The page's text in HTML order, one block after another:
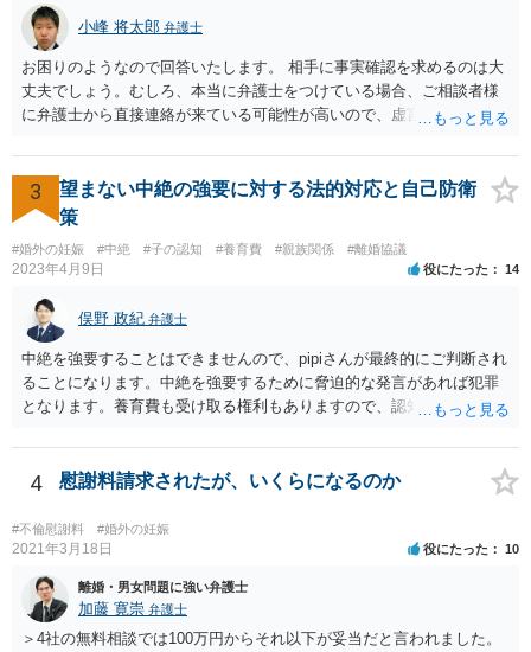
小峰 将太郎 弁護士
お困りのようなので回答いたします。 相手に事実確認を求めるのは大
丈夫でしょう。むしろ、本当に弁護士をつけている場合、ご相談者様
に弁護士から直接連絡が来ている可能性が高いので、虚言の可能性も
相手にそのことを聞くことに問題はありません。 逆に本当に弁護士を
つけているような場合はこちらも、弁護士に相談した方がよいかと考
えます。 ご参考になれば幸いです。
3
望まない中絶の強要に対する法的対応と自己防衛
策
#婚外の妊娠 #中絶 #子の認知 #養育費 #親族関係 #離婚協議
2023年4月9日 役にたった 14
俣野 政紀 弁護士
中絶を強要することはできませんので、pipiさんが最終的にご判断され
ることになります。中絶を強要するために脅迫的な発言があれば犯罪
となります。養育費も受け取る権利もありますので、認知等につきお
勧めします。
4 慰謝料請求されたが、いくらになるのか
#不倫慰謝料 #婚外の妊娠
2021年3月18日 役にたった 10
離婚・男女問題に強い弁護士
加藤 寛崇 弁護士
＞4社の無料相談では100万円からそれ以下が妥当だと言われました。